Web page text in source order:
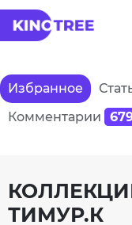
Избранное
Комментарии
ТИМУР.К